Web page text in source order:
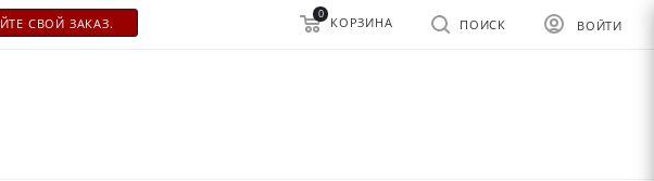
СВОЙ ЗАКАЗ. ВОЙТИ
ПОИСК
0
КОРЗИНА